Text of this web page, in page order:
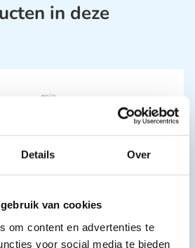
Details Over
van cookies
om content en advertenties te
voor social media te bieden
in deze
In winkelwagen